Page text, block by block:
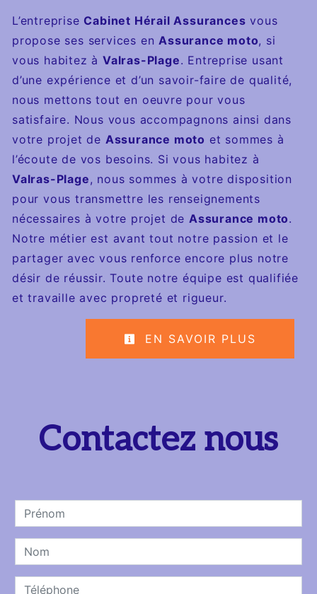
L’entreprise Cabinet Hérail Assurances vous
propose ses services en Assurance moto, si
vous habitez àValras-Plage. Entreprise usant
d’une expérience et d’un savoir-faire de qualité,
nous mettons tout en oeuvre pour vous
satisfaire. Nous vous accompagnons ainsi dans
votre projet de Assurance moto et sommes à
l’écoute de vos besoins. Si vous habitez à
Valras-Plage, nous sommes à votre disposition
pour vous transmettre les renseignements
nécessaires à votre projet de Assurance moto.
Notre métier est avant tout notre passion et le
partager avec vous renforce encore plus notre
désir de réussir. Toute notre équipe est qualifiée
et travaille avec propreté et rigueur.
EN SAVOIR PLUS
Contactez nous